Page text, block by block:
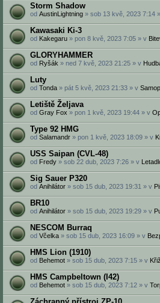
Storm Shadow
od AustinLightning » sob 13 kvě, 2023 7:14
Kawasaki Ki-3
od Kakegaru » pon 8 kvě, 2023 7:05 » v
GLORYHAMMER
od Ryšák » ned 7 kvě, 2023 21:25 » v
Luty
od Tonda » pát 5 kvě, 2023 21:33 » v
Letiště Željava
od Gray Fox » pon 1 kvě, 2023 19:44 » v
Type 92 HMG
od Salamandr » pon 1 kvě, 2023 18:09 » v
USS Saipan (CVL-48)
od Fredy » sob 22 dub, 2023 7:26 » v
Sig Sauer P320
od Anihilátor » sob 15 dub, 2023 19:31 » v
BR10
od Anihilátor » sob 15 dub, 2023 19:29 » v
NESCOM Burraq
od Včelka » sob 15 dub, 2023 16:09 » v
HMS Lion (1910)
od Behemot » sob 15 dub, 2023 7:15 » v
HMS Campbeltown (I42)
od Behemot » sob 15 dub, 2023 7:12 » v
Záchranný přístroj ZP-10